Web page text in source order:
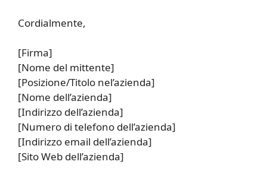
Cordialmente,
[Firma]
[Nome del mittente]
[Posizione/Titolo nel’azienda]
[Nome dell’azienda]
[Indirizzo dell’azienda]
[Numero di telefono dell’azienda]
[Indirizzo email dell’azienda]
[Sito Web dell’azienda]